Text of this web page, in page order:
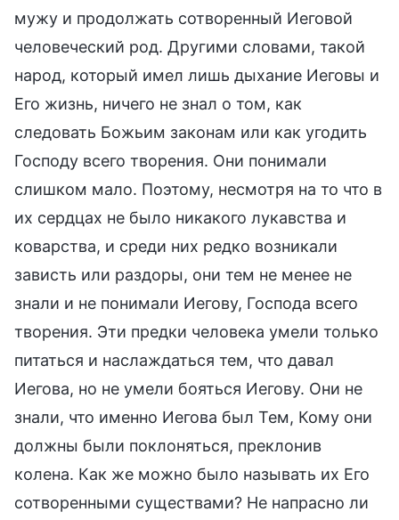
мужу и продолжать сотворенный Иеговой
человеческий род. Другими словами, такой
народ, который имел лишь дыхание Иеговы и
Его жизнь, ничего не знал о том, как
следовать Божьим законам или как угодить
Господу всего творения. Они понимали
слишком мало. Поэтому, несмотря на то что в
их сердцах не было никакого лукавства и
коварства, и среди них редко возникали
зависть или раздоры, они тем не менее не
знали и не понимали Иегову, Господа всего
творения. Эти предки человека умели только
питаться и наслаждаться тем, что давал
Иегова, но не умели бояться Иегову. Они не
знали, что именно Иегова был Тем, Кому они
должны были поклоняться, преклонив
колена. Как же можно было называть их Его
сотворенными существами? Не напрасно ли